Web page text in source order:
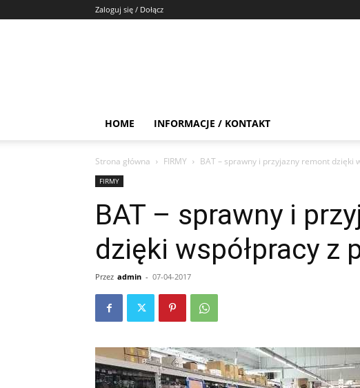
Zaloguj się / Dołącz
HOME INFORMACJE / KONTAKT
Strona główna FIRMY BAT – sprawny i przyjazny remont dzięki
FIRMY
BAT – sprawny i
dzięki współpracy z
Przez admin - 07-04-2017